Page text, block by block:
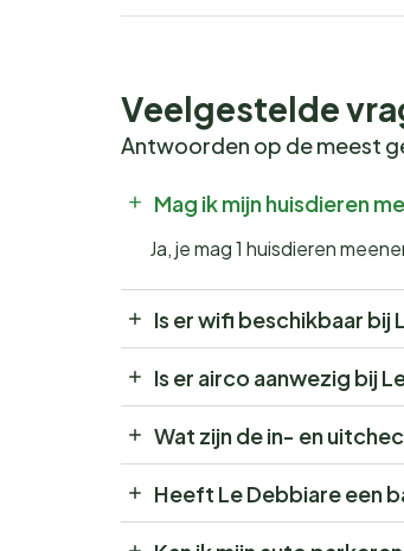
Veelgestelde
Antwoorden op de meest
Mag ik mijn huisdieren
Ja, je mag 1 huisdieren
Is er wifi beschikbaar bij
Is er airco aanwezig bij
Wat zijn de in- en
Heeft Le Debbiare een